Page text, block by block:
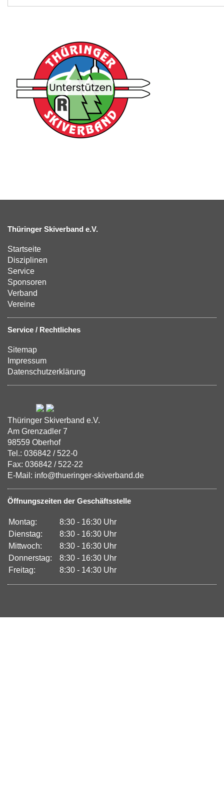
Thüringer Skiverband e.V.
Startseite
Disziplinen
Service
Sponsoren
Verband
Vereine
Service / Rechtliches
Sitemap
Impressum
Datenschutzerklärung
Thüringer Skiverband e.V.
Am Grenzadler 7
98559 Oberhof
Tel.: 036842 / 522-0
Fax: 036842 / 522-22
E-Mail: info@thueringer-skiverband.de
Öffnungszeiten der Geschäftsstelle
Montag:
8:30 - 16:30 Uhr
Dienstag:
8:30 - 16:30 Uhr
Mittwoch:
8:30 - 16:30 Uhr
Donnerstag:
8:30 - 16:30 Uhr
Freitag:
8:30 - 14:30 Uhr